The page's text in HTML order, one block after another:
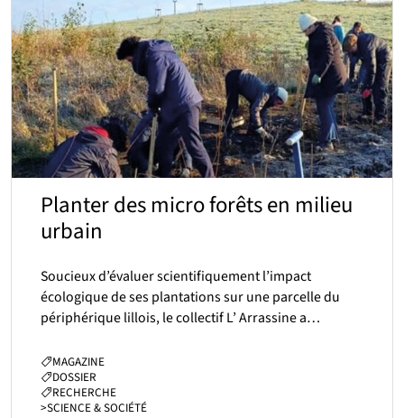
Planter des micro forêts en milieu
urbain
Soucieux d’évaluer scientifiquement l’impact
écologique de ses plantations sur une parcelle du
périphérique lillois, le collectif L’ Arrassine a…
CATÉGORIES :
MAGAZINE
DOSSIER
RECHERCHE
>SCIENCE & SOCIÉTÉ